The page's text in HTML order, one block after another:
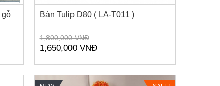
gỗ
Bàn Tulip D80 ( LA-T011 )
1,800,000 VNĐ
1,650,000 VNĐ